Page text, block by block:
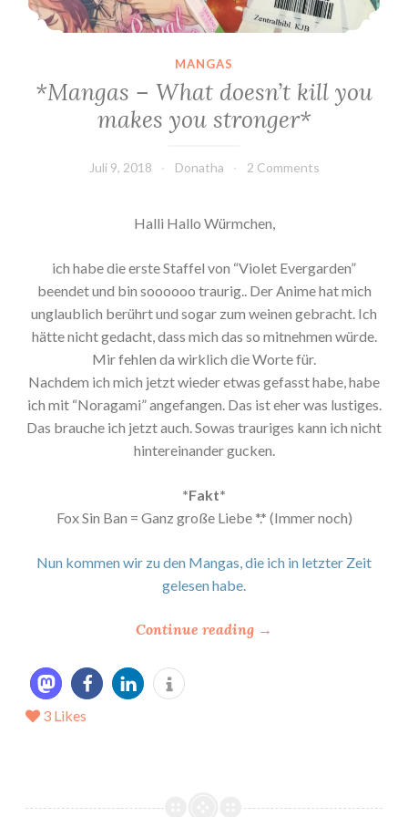
l
*
MANGAS
*Mangas – What doesn’t kill you
makes you stronger*
Juli 9, 2018 Donatha 2 Comments
Halli Hallo Würmchen,
ich habe die erste Staffel von “Violet Evergarden”
beendet und bin soooooo traurig.. Der Anime hat mich
unglaublich berührt und sogar zum weinen gebracht. Ich
hätte nicht gedacht, dass mich das so mitnehmen würde.
Mir fehlen da wirklich die Worte für.
Nachdem ich mich jetzt wieder etwas gefasst habe, habe
ich mit “Noragami” angefangen. Das ist eher was lustiges.
Das brauche ich jetzt auch. Sowas trauriges kann ich nicht
hintereinander gucken.
*Fakt*
Fox Sin Ban = Ganz große Liebe *.* (Immer noch)
Nun kommen wir zu den Mangas, die ich in letzter Zeit
gelesen habe.
Continue reading “
–
→
3 Likes